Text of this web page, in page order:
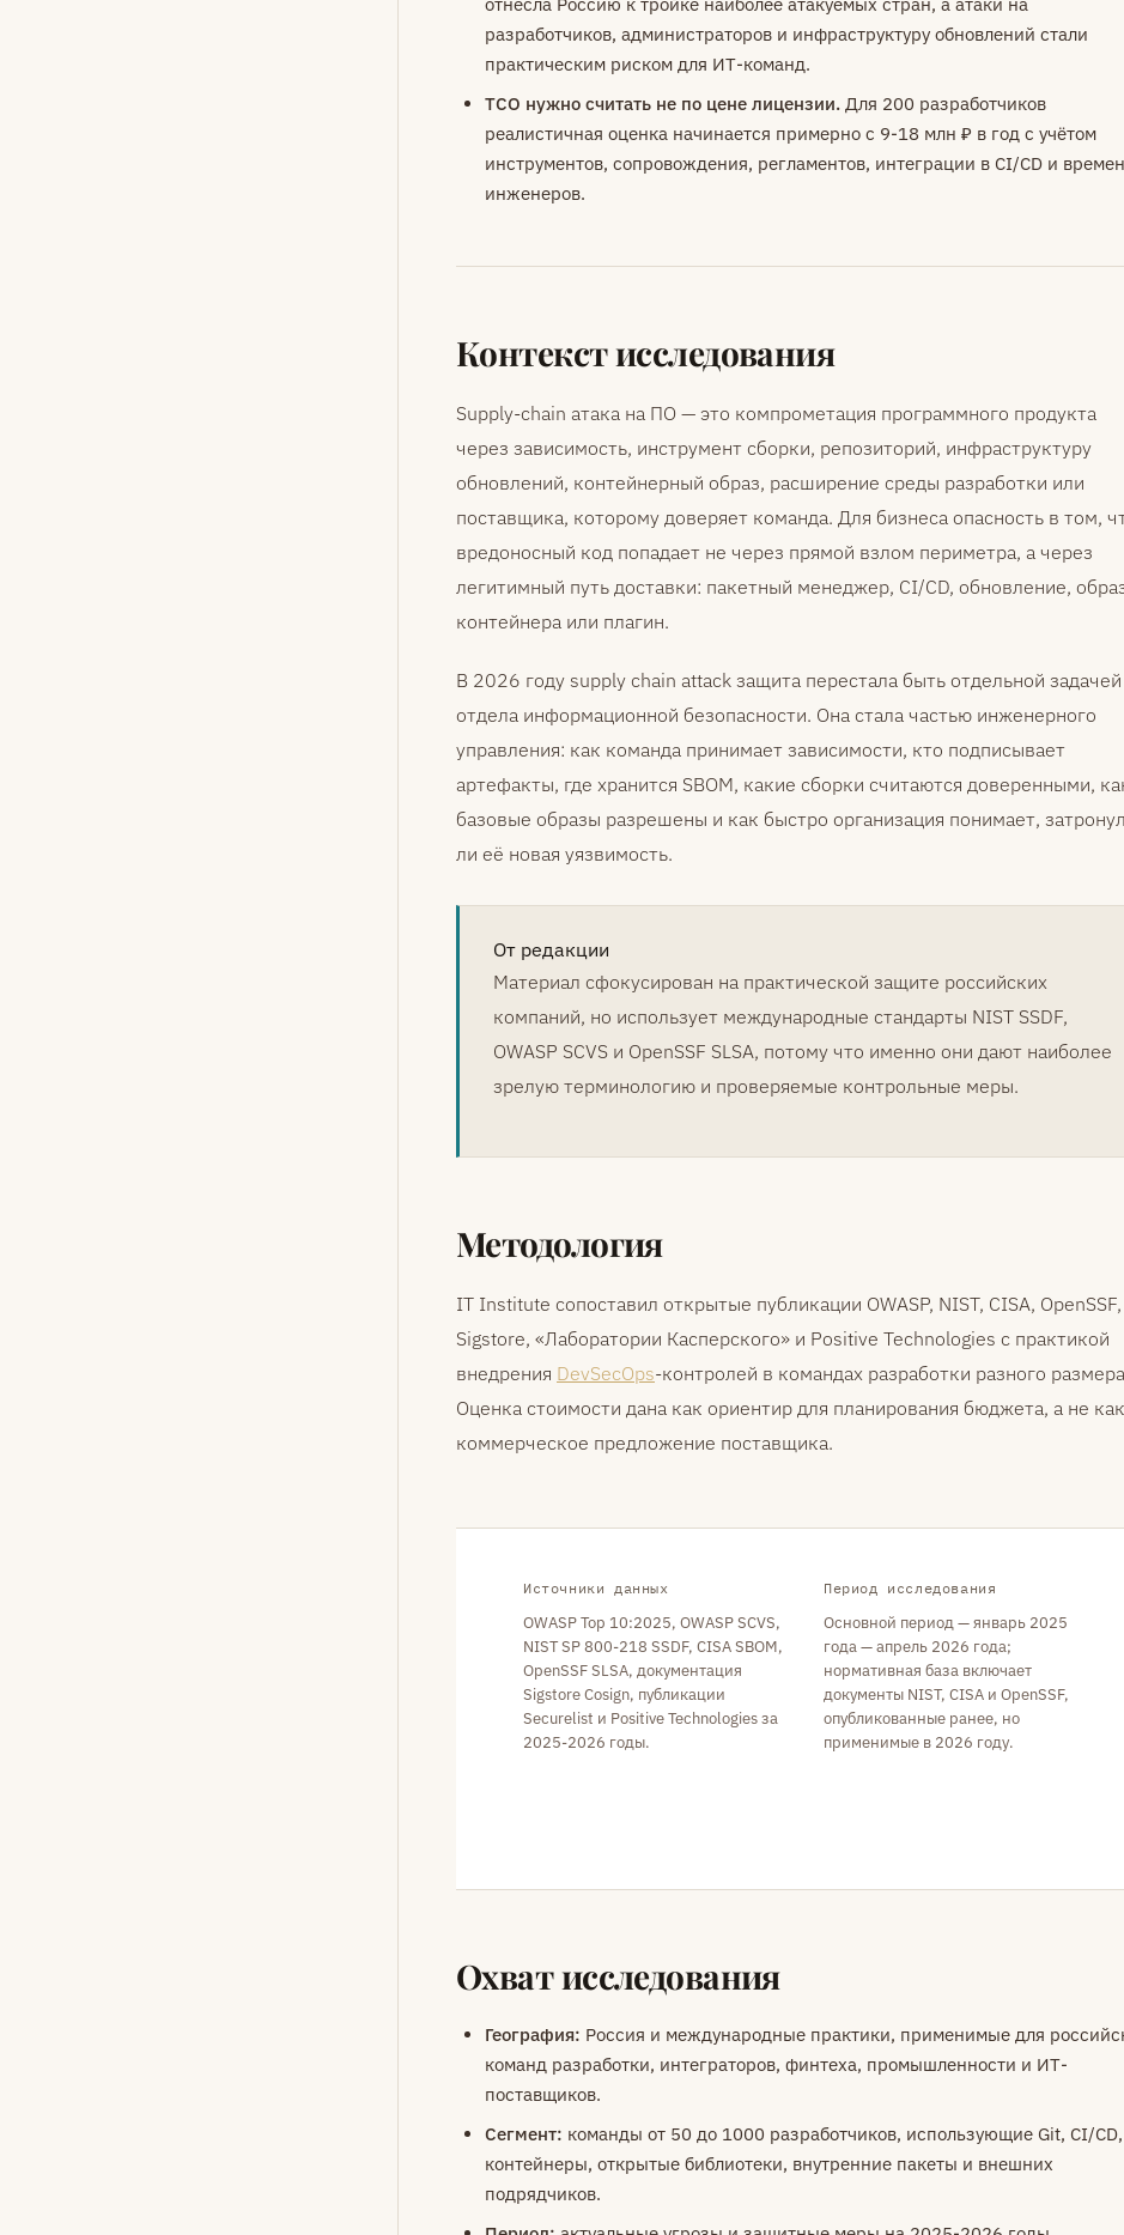
разработчиков, администраторов и инфраструктуру обновлений стали
практическим риском для ИТ-команд.
TCO нужно считать не по цене лицензии. Для 200 разработчиков
реалистичная оценка начинается примерно с 9-18 млн ₽ в год с учётом
инструментов, сопровождения, регламентов, интеграции в CI/CD и
инженеров.
Контекст исследования
Supply-chain атака на ПО — это компрометация программного продукта
через зависимость, инструмент сборки, репозиторий, инфраструктуру
обновлений, контейнерный образ, расширение среды разработки или
поставщика, которому доверяет команда. Для бизнеса опасность в том,
вредоносный код попадает не через прямой взлом периметра, а через
легитимный путь доставки: пакетный менеджер, CI/CD, обновление,
контейнера или плагин.
В 2026 году supply chain attack защита перестала быть отдельной задачей
отдела информационной безопасности. Она стала частью инженерного
управления: как команда принимает зависимости, кто подписывает
артефакты, где хранится SBOM, какие сборки считаются доверенными,
базовые образы разрешены и как быстро организация понимает,
ли её новая уязвимость.
От редакции
Материал сфокусирован на практической защите российских
компаний, но использует международные стандарты NIST SSDF,
OWASP SCVS и OpenSSF SLSA, потому что именно они дают наиболее
зрелую терминологию и проверяемые контрольные меры.
Методология
IT Institute сопоставил открытые публикации OWASP, NIST, CISA, OpenSSF,
Sigstore, «Лаборатории Касперского» и Positive Technologies с практикой
внедрения DevSecOps-контролей в командах разработки разного
Оценка стоимости дана как ориентир для планирования бюджета, а не как
коммерческое предложение поставщика.
Источники данных
OWASP Top 10:2025, OWASP SCVS,
NIST SP 800-218 SSDF, CISA SBOM,
OpenSSF SLSA, документация
Sigstore Cosign, публикации
Securelist и Positive Technologies за
2025-2026 годы.
Период исследования
Основной период — январь 2025
года — апрель 2026 года;
нормативная база включает
документы NIST, CISA и OpenSSF,
опубликованные ранее, но
применимые в 2026 году.
Охват исследования
География: Россия и международные практики, применимые для
команд разработки, интеграторов, финтеха, промышленности и ИТ-
поставщиков.
Сегмент: команды от 50 до 1000 разработчиков, использующие Git, CI/CD,
контейнеры, открытые библиотеки, внутренние пакеты и внешних
подрядчиков.